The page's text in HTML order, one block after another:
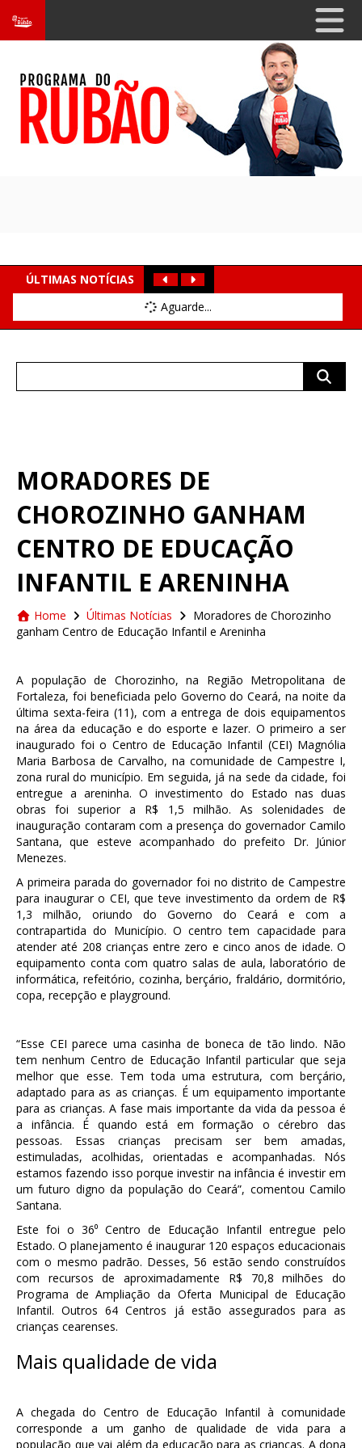
ÚLTIMAS NOTÍCIAS
Aguarde...
MORADORES DE
CHOROZINHO GANHAM
CENTRO DE EDUCAÇÃO
INFANTIL E ARENINHA
Home Últimas Notícias
Moradores de Chorozinho
ganham Centro de Educação Infantil e Areninha
A população de Chorozinho, na Região Metropolitana de
Fortaleza, foi beneficiada pelo Governo do Ceará, na noite da
última sexta-feira (11), com a entrega de dois equipamentos
na área da educação e do esporte e lazer. O primeiro a ser
inaugurado foi o Centro de Educação Infantil (CEI) Magnólia
Maria Barbosa de Carvalho, na comunidade de Campestre I,
zona rural do município. Em seguida, já na sede da cidade, foi
entregue a areninha. O investimento do Estado nas duas
obras foi superior a R$ 1,5 milhão. As solenidades de
inauguração contaram com a presença do governador Camilo
Santana, que esteve acompanhado do prefeito Dr. Júnior
Menezes.
A primeira parada do governador foi no distrito de Campestre
para inaugurar o CEI, que teve investimento da ordem de R$
1,3 milhão, oriundo do Governo do Ceará e com a
contrapartida do Município. O centro tem capacidade para
atender até 208 crianças entre zero e cinco anos de idade. O
equipamento conta com quatro salas de aula, laboratório de
informática, refeitório, cozinha, berçário, fraldário, dormitório,
copa, recepção e playground.
“Esse CEI parece uma casinha de boneca de tão lindo. Não
tem nenhum Centro de Educação Infantil particular que seja
melhor que esse. Tem toda uma estrutura, com berçário,
adaptado para as as crianças. É um equipamento importante
para as crianças. A fase mais importante da vida da pessoa é
a infância. É quando está em formação o cérebro das
pessoas. Essas crianças precisam ser bem amadas,
estimuladas, acolhidas, orientadas e acompanhadas. Nós
estamos fazendo isso porque investir na infância é investir em
um futuro digno da população do Ceará”, comentou Camilo
Santana.
Este foi o 36⁰ Centro de Educação Infantil entregue pelo
Estado. O planejamento é inaugurar 120 espaços educacionais
com o mesmo padrão. Desses, 56 estão sendo construídos
com recursos de aproximadamente R$ 70,8 milhões do
Programa de Ampliação da Oferta Municipal de Educação
Infantil. Outros 64 Centros já estão assegurados para as
crianças cearenses.
Mais qualidade de vida
A chegada do Centro de Educação Infantil à comunidade
corresponde a um ganho de qualidade de vida para a
população que vai além da educação para as crianças. A dona